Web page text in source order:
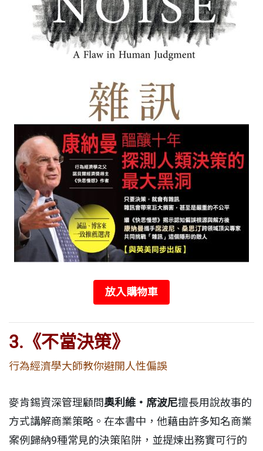
放入購物車
3. 《不當決策》
行為經濟學大師教你避開人性偏誤
麥肯錫資深管理顧問奧利維・席波尼擅長用說故事的
方式講解商業策略。在本書中，他藉由許多知名商業
案例歸納9種常見的決策陷阱，並提煉出務實可行的